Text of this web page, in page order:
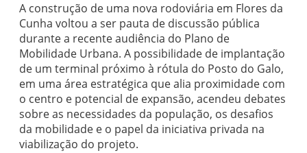
A construção de uma nova rodoviária em Flores da
Cunha voltou a ser pauta de discussão pública
durante a recente audiência do Plano de
Mobilidade Urbana. A possibilidade de implantação
de um terminal próximo à rótula do Posto do Galo,
em uma área estratégica que alia proximidade com
o centro e potencial de expansão, acendeu debates
sobre as necessidades da população, os desafios
da mobilidade e o papel da iniciativa privada na
viabilização do projeto.